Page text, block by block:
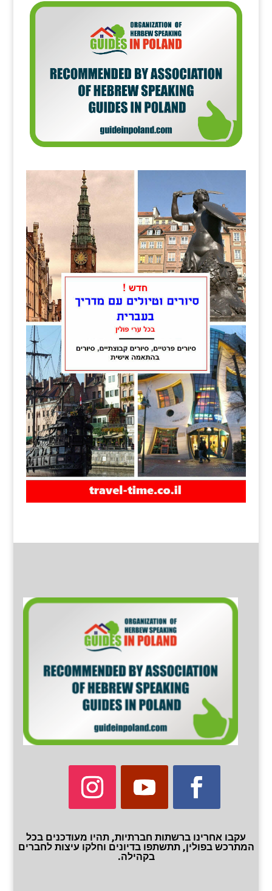
עקבו אחרינו ברשתות חברתיות, תהיו מעודכנים בכל
המתרכש בפולין, תתשתפו בדיונים וחלקו עיצות לחברים
בקהילה.